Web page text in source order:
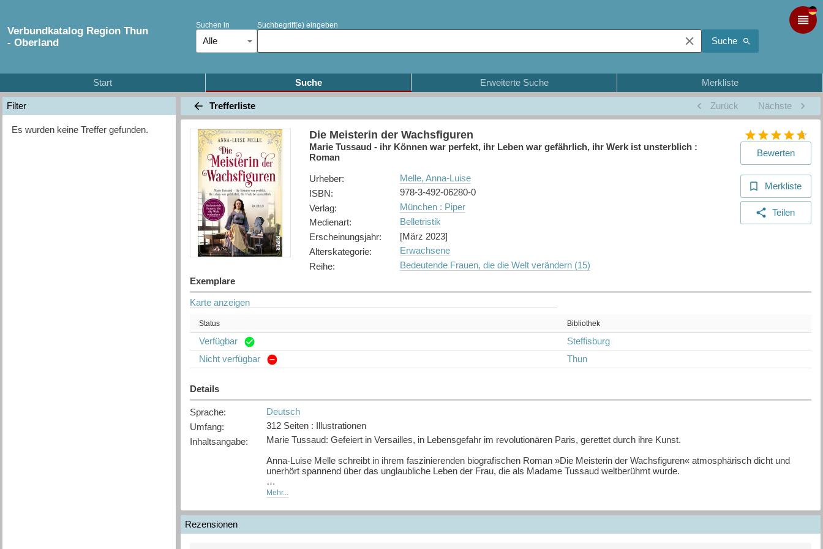
Verbundkatalog Region Thun
- Oberland
Suchen in
Alle
Suchbegriff(e) eingeben
Suche
Start Suche Erweiterte Suche Merkliste
Filter
Es wurden keine Treffer gefunden.
Trefferliste Zurück Nächste
Die Meisterin der Wachsfiguren
Marie Tussaud - ihr Können war perfekt, ihr Leben war gefährlich, ihr Werk ist unsterblich :
Roman
Urheber:
Melle, Anna-Luise
ISBN:
978-3-492-06280-0
Verlag:
München : Piper
Medienart:
Belletristik
Erscheinungsjahr:
[März 2023]
Alterskategorie:
Erwachsene
Reihe: Bedeutende Frauen, die die Welt verändern (15)
Bewerten
Merkliste
Teilen
Exemplare
Karte anzeigen
Status Bibliothek
Verfügbar
Steffisburg
Nicht verfügbar
Thun
Details
Sprache:
Deutsch
Umfang:
312 Seiten : Illustrationen
Inhaltsangabe:
Marie Tussaud: Gefeiert in Versailles, in Lebensgefahr im revolutionären Paris, gerettet durch ihre Kunst.
Anna-Luise Melle schreibt in ihrem faszinierenden biografischen Roman »Die Meisterin der Wachsfiguren« atmosphärisch dicht und
unerhört spannend über das unglaubliche Leben der Frau, die als Madame Tussaud weltberühmt wurde.
Paris, 1778: Am glücklichsten ist Marie Tussaud, wenn sie ihrem Onkel bei der höchst anspruchsvollen Fertigung von Wachsbüsten und
eine Schwester des Königs unterrichten! Dass sie sich dabei unsterblich in den attraktiven, aber verheirateten Maler Jacques verliebt,
Mehr...
Rezensionen